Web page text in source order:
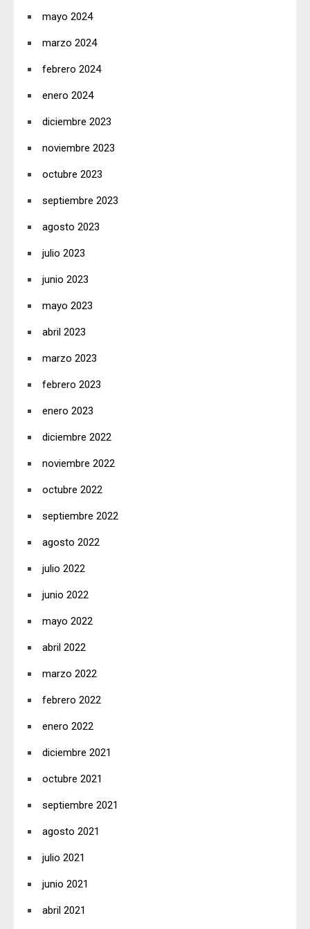
mayo 2024
marzo 2024
febrero 2024
enero 2024
diciembre 2023
noviembre 2023
octubre 2023
septiembre 2023
agosto 2023
julio 2023
junio 2023
mayo 2023
abril 2023
marzo 2023
febrero 2023
enero 2023
diciembre 2022
noviembre 2022
octubre 2022
septiembre 2022
agosto 2022
julio 2022
junio 2022
mayo 2022
abril 2022
marzo 2022
febrero 2022
enero 2022
diciembre 2021
octubre 2021
septiembre 2021
agosto 2021
julio 2021
junio 2021
abril 2021